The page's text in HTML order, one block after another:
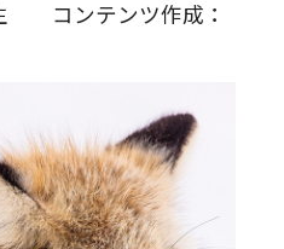
コンテンツ作成：